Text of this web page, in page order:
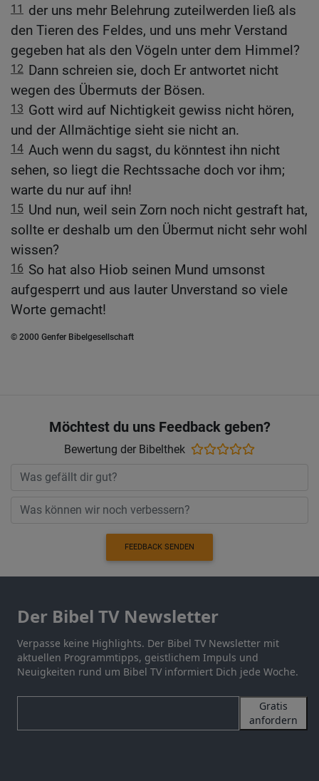
11
der uns mehr Belehrung zuteilwerden ließ als
den Tieren des Feldes, und uns mehr Verstand
gegeben hat als den Vögeln unter dem Himmel?
12 Dann schreien sie, doch Er antwortet nicht
wegen des Übermuts der Bösen.
13 Gott wird auf Nichtigkeit gewiss nicht hören,
und der Allmächtige sieht sie nicht an.
14 Auch wenn du sagst, du könntest ihn nicht
sehen, so liegt die Rechtssache doch vor ihm;
warte du nur auf ihn!
15 Und nun, weil sein Zorn noch nicht gestraft hat,
sollte er deshalb um den Übermut nicht sehr wohl
wissen?
16 So hat also Hiob seinen Mund umsonst
aufgesperrt und aus lauter Unverstand so viele
Worte gemacht!
© 2000 Genfer Bibelgesellschaft
Möchtest du uns Feedback geben?
Bewertung der Bibelthek
FEEDBACK SENDEN
Der Bibel TV Newsletter
Verpasse keine Highlights. Der Bibel TV Newsletter mit
aktuellen Programmtipps, geistlichem Impuls und
Neuigkeiten rund um Bibel TV informiert Dich jede Woche.
Gratis
anfordern